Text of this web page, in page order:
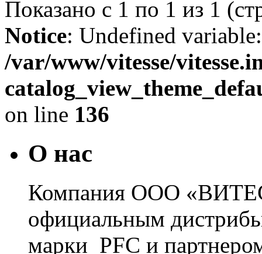
Показано с 1 по 1 из 1
Notice: Undefined
/var/www/vitesse/
on line 136
О нас
Компания ООО
официальным
марки PFC и